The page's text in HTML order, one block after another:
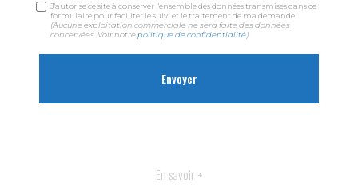
J'autorise ce site à conserver l'ensemble des données transmises dans ce
formulaire pour faciliter le suivi et le traitement de ma demande.
(Aucune exploitation commerciale ne sera faite des données
concervées. Voir notrepolitique de confidentialité)
En savoir +